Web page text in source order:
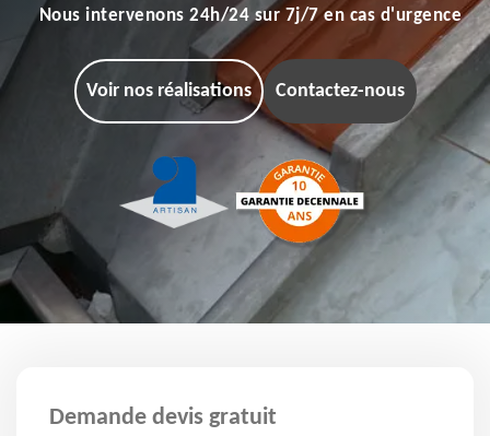
Nous intervenons 24h/24 sur 7j/7 en cas d'urgence
Voir nos réalisations Contactez-nous
Demande devis gratuit